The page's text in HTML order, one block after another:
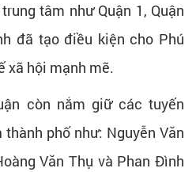
tâm như Quận 1, Quận
đã tạo điều kiện cho Phú
xã hội mạnh mẽ.
còn nắm giữ các tuyến
phố như: Nguyễn Văn
Văn Thụ và Phan Đình